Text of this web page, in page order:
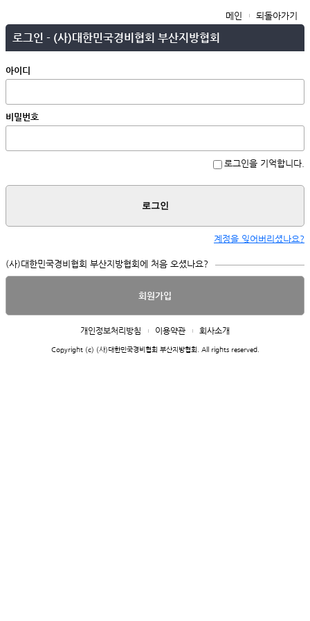
메인 되돌아가기
로그인 - (사)대한민국경비협회 부산지방협회
아이디
비밀번호
로그인을 기억합니다.
로그인
계정을 잊어버리셨나요?
(사)대한민국경비협회 부산지방협회에 처음 오셨나요?
회원가입
개인정보처리방침 이용약관 회사소개
Copyright (c) (사)대한민국경비협회 부산지방협회. All rights reserved.